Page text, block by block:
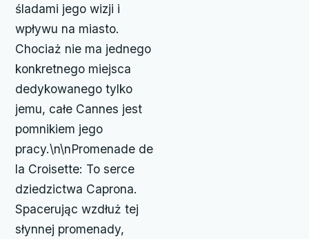
śladami jego wizji i
wpływu na miasto.
Chociaż nie ma jednego
konkretnego miejsca
dedykowanego tylko
jemu, całe Cannes jest
pomnikiem jego
pracy.\n\nPromenade de
la Croisette: To serce
dziedzictwa Caprona.
Spacerując wzdłuż tej
słynnej promenady,